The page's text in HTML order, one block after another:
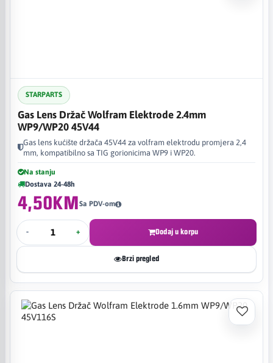
STARPARTS
Gas Lens Držač Wolfram Elektrode 2.4mm
WP9/WP20 45V44
Gas lens kućište držača 45V44 za volfram elektrodu promjera 2,4
mm, kompatibilno sa TIG gorionicima WP9 i WP20.
Na stanju
Dostava 24-48h
4,50KMSa PDV-om
- + Dodaj u korpu
Brzi pregled